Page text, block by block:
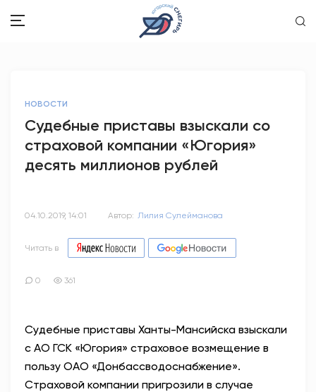
ОБРАЗОВАНИЕ
ПСИХОЛОГИЯ
КУЛЬТУРА
СПОРТ
АНТИТЕРРОР
НОВОСТИ
НОВОСТИ
Судебные приставы взыскали со
страховой компании «Югория»
десять миллионов рублей
04.10.2019, 14:01 Автор: Лилия Сулейманова
Читать в
0 361
Судебные приставы Ханты-Мансийска взыскали
с АО ГСК «Югория» страховое возмещение в
пользу ОАО «Донбассводоснабжение».
Страховой компании пригрозили в случае